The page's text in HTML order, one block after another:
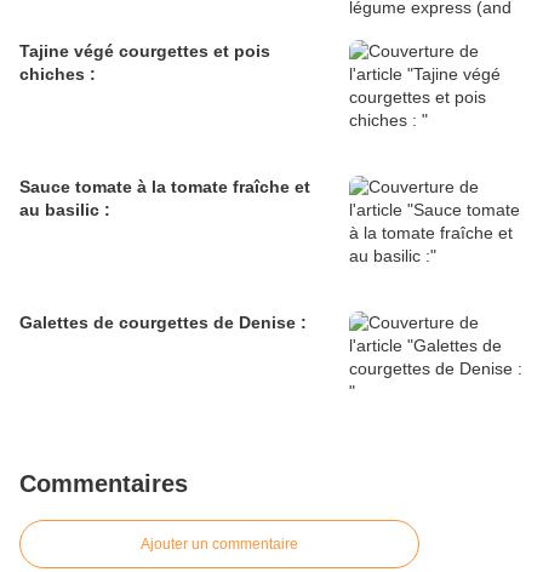
Tajine végé courgettes et pois
chiches :
Sauce tomate à la tomate fraîche et
au basilic :
Galettes de courgettes de Denise :
Commentaires
Ajouter un commentaire